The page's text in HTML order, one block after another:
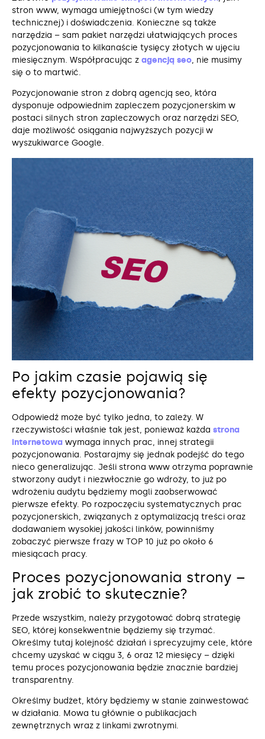
stron www, wymaga umiejętności (w tym wiedzy
technicznej) i doświadczenia. Konieczne są także
narzędzia – sam pakiet narzędzi ułatwiających proces
pozycjonowania to kilkanaście tysięcy złotych w ujęciu
miesięcznym. Współpracując z agencją seo, nie musimy
się o to martwić.
Pozycjonowanie stron z dobrą agencją seo, która
dysponuje odpowiednim zapleczem pozycjonerskim w
postaci silnych stron zapleczowych oraz narzędzi SEO,
daje możliwość osiągania najwyższych pozycji w
wyszukiwarce Google.
Po jakim czasie pojawią się
efekty pozycjonowania?
Odpowiedź może być tylko jedna, to zależy. W
rzeczywistości właśnie tak jest, ponieważ każda strona
internetowa wymaga innych prac, innej strategii
pozycjonowania. Postarajmy się jednak podejść do tego
nieco generalizując. Jeśli strona www otrzyma poprawnie
stworzony audyt i niezwłocznie go wdroży, to już po
wdrożeniu audytu będziemy mogli zaobserwować
pierwsze efekty. Po rozpoczęciu systematycznych prac
pozycjonerskich, związanych z optymalizacją treści oraz
dodawaniem wysokiej jakości linków, powinniśmy
zobaczyć pierwsze frazy w TOP 10 już po około 6
miesiącach pracy.
Proces pozycjonowania strony –
jak zrobić to skutecznie?
Przede wszystkim, należy przygotować dobrą strategię
SEO, której konsekwentnie będziemy się trzymać.
Określmy tutaj kolejność działań i sprecyzujmy cele, które
chcemy uzyskać w ciągu 3, 6 oraz 12 miesięcy – dzięki
temu proces pozycjonowania będzie znacznie bardziej
transparentny.
Określmy budżet, który będziemy w stanie zainwestować
w działania. Mowa tu głównie o publikacjach
zewnętrznych wraz z linkami zwrotnymi.